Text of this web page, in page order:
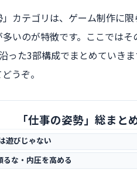
カテゴリは、ゲーム制作に
いのが特徴です。ここでは
った3部構成でまとめていき
うぞ。
「仕事の姿勢」総まと
遊びじゃない
るな・内圧を高める